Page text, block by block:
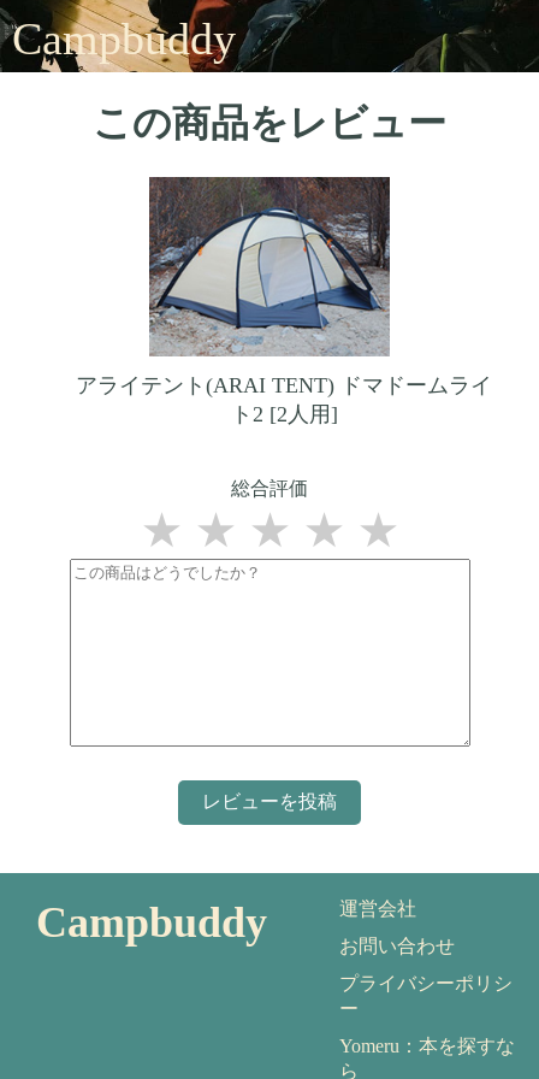
Campbuddy
この商品をレビュー
アライテント(ARAI TENT) ドマドームライ
ト2 [2人用]
総合評価
★
★
★
★
★
Campbuddy
運営会社
お問い合わせ
プライバシーポリシ
ー
Yomeru：本を探すな
ら